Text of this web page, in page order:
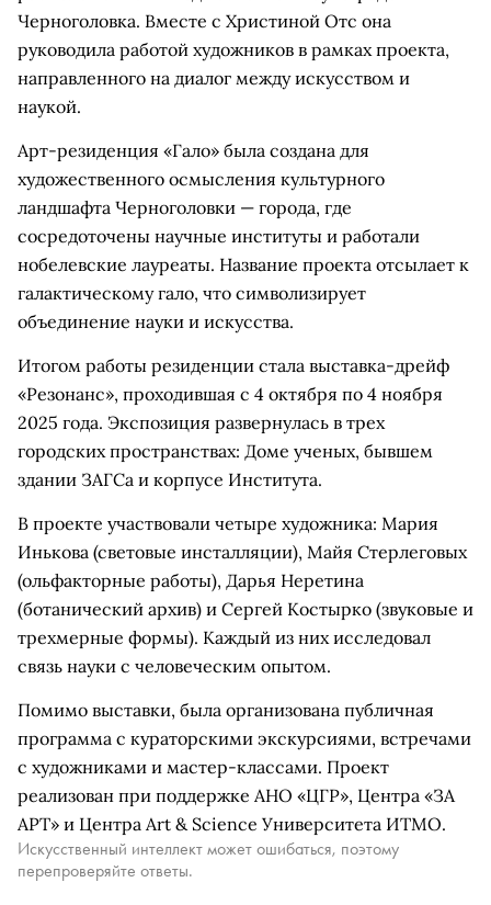
Черноголовка. Вместе с Христиной Отс она
руководила работой художников в рамках проекта,
направленного на диалог между искусством и
наукой.
Арт-резиденция «Гало» была создана для
художественного осмысления культурного
ландшафта Черноголовки — города, где
сосредоточены научные институты и работали
нобелевские лауреаты. Название проекта отсылает к
галактическому гало, что символизирует
объединение науки и искусства.
Итогом работы резиденции стала выставка-дрейф
«Резонанс», проходившая с 4 октября по 4 ноября
2025 года. Экспозиция развернулась в трех
городских пространствах: Доме ученых, бывшем
здании ЗАГСа и корпусе Института.
В проекте участвовали четыре художника: Мария
Инькова (световые инсталляции), Майя Стерлеговых
(ольфакторные работы), Дарья Неретина
(ботанический архив) и Сергей Костырко (звуковые и
трехмерные формы). Каждый из них исследовал
связь науки с человеческим опытом.
Помимо выставки, была организована публичная
программа с кураторскими экскурсиями, встречами
с художниками и мастер-классами. Проект
реализован при поддержке АНО «ЦГР», Центра «ЗА
АРТ» и Центра Art & Science Университета ИТМО.
Искусственный интеллект может ошибаться, поэтому
перепроверяйте ответы.